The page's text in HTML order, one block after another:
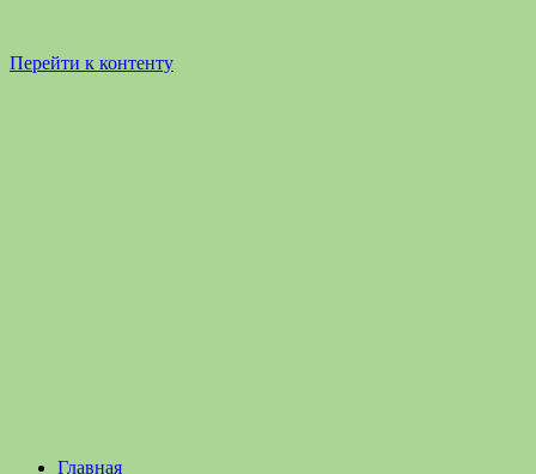
Перейти к контенту
Садоводство
Садоводство
Главная